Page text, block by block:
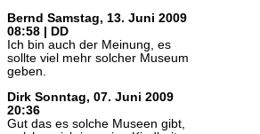
Bernd Samstag, 13. Juni 2009
08:58 | DD
Ich bin auch der Meinung, es
sollte viel mehr solcher Museum
geben.
Dirk Sonntag, 07. Juni 2009
20:36
Gut das es solche Museen gibt,